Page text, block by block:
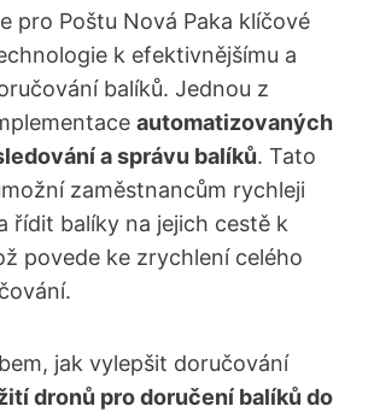
pro Poštu Nová Paka klíčové
k efektivnějšímu a
⁤balíků. Jednou z
automatizovaných⁤
a správu balíků. Tato⁢
‌zaměstnancům rychleji
řídit balíky na jejich ⁣cestě‌ k
povede ke zrychlení celého
jak vylepšit doručování
dronů pro doručení ​balíků do‌